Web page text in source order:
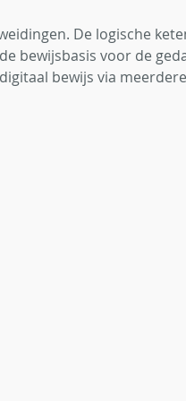
De logische
bewijsbasis voor de
bewijs via meerdere